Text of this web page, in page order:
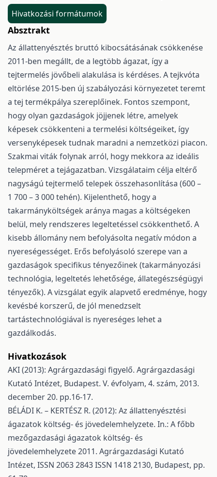
Hivatkozási formátumok
Absztrakt
Az állattenyésztés bruttó kibocsátásának csökkenése
2011-ben megállt, de a legtöbb ágazat, így a
tejtermelés jövőbeli alakulása is kérdéses. A tejkvóta
eltörlése 2015-ben új szabályozási környezetet teremt
a tej termékpálya szereplőinek. Fontos szempont,
hogy olyan gazdaságok jöjjenek létre, amelyek
képesek csökkenteni a termelési költségeiket, így
versenyképesek tudnak maradni a nemzetközi piacon.
Szakmai viták folynak arról, hogy mekkora az ideális
telepméret a tejágazatban. Vizsgálataim célja eltérő
nagyságú tejtermelő telepek összehasonlítása (600 –
1 700 – 3 000 tehén). Kijelenthető, hogy a
takarmányköltségek aránya magas a költségeken
belül, mely rendszeres legeltetéssel csökkenthető. A
kisebb állomány nem befolyásolta negatív módon a
nyereségességet. Erős befolyásoló szerepe van a
gazdaságok specifikus tényezőinek (takarmányozási
technológia, legeltetés lehetősége, állategészségügyi
tényezők). A vizsgálat egyik alapvető eredménye, hogy
kevésbé korszerű, de jól menedzselt
tartástechnológiával is nyereséges lehet a
gazdálkodás.
Hivatkozások
AKI (2013): Agrárgazdasági figyelő. Agrárgazdasági
Kutató Intézet, Budapest. V. évfolyam, 4. szám, 2013.
december 20. pp.16-17.
BÉLÁDI K. – KERTÉSZ R. (2012): Az állattenyésztési
ágazatok költség- és jövedelemhelyzete. In.: A főbb
mezőgazdasági ágazatok költség- és
jövedelemhelyzete 2011. Agrárgazdasági Kutató
Intézet, ISSN 2063 2843 ISSN 1418 2130, Budapest, pp.